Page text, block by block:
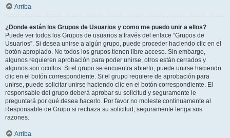
Arriba
¿Donde están los Grupos de Usuarios y como me puedo unir a ellos?
Puede ver todos los Grupos de usuarios a través del enlace “Grupos de
Usuarios”. Si desea unirse a algún grupo, puede proceder haciendo clic en el
botón apropiado. No todos los grupos tienen libre acceso. Sin embargo,
algunos requieren aprobación para poder unirse, otros están cerrados y
algunos son ocultos. Si el grupo se encuentra abierto, puede unirse haciendo
clic en el botón correspondiente. Si el grupo requiere de aprobación para
unirse, puede solicitar unirse haciendo clic en el botón correspondiente. El
responsable del grupo deberá aprobar su solicitud y seguramente le
preguntará por qué desea hacerlo. Por favor no moleste continuamente al
Responsable de Grupo si rechaza su solicitud; seguramente tenga sus
razones.
Arriba